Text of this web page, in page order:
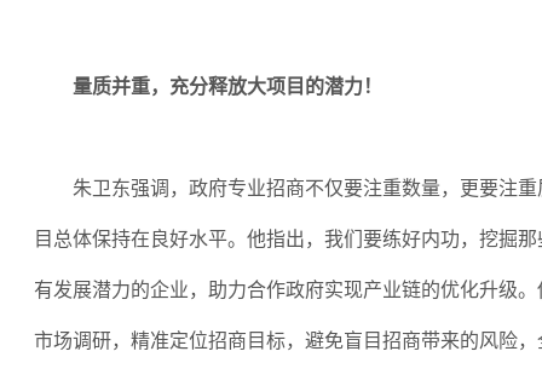
量质并重，充分释放大项目的潜力！
朱卫东强调，政府专业招商不仅要注重数量，更要注重
目总体保持在良好水平。他指出，我们要练好内功，挖掘
有发展潜力的企业，助力合作政府实现产业链的优化升级
市场调研，精准定位招商目标，避免盲目招商带来的风险